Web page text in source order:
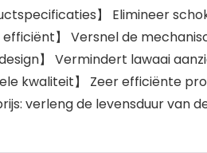
】 Elimineer
efficiënt】 Versnel de
design】 Vermindert lawaai
kwaliteit】 Zeer efficiënte
verleng de levensduur van